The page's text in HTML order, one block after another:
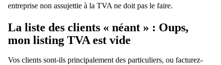
entreprise non assujettie à la TVA ne doit pas le faire.
La liste des clients « néant » : Oups,
mon listing TVA est vide
Vos clients sont-ils principalement des particuliers, ou facturez-